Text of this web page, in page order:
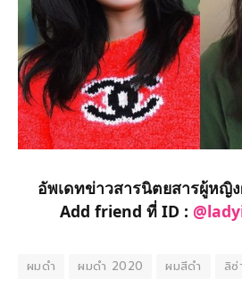
อัพเดทข่าวสารนิตยสารผู้หญิ
Add friend ที่ ID :
ผมดำ ผมดำ 2020 ผมสีดำ ลิซ่